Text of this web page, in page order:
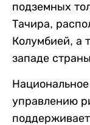
подземных
Тачира,
Колумбией, а
западе
управлению